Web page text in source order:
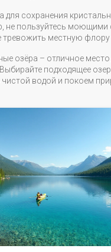
для сохранения
не пользуйтесь моющими
тревожить местную флору
озёра – отличное
подходящее
водой и покоем